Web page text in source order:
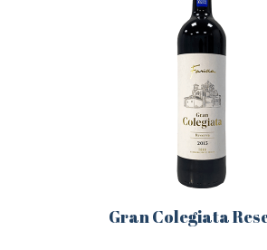
Gran Colegiata